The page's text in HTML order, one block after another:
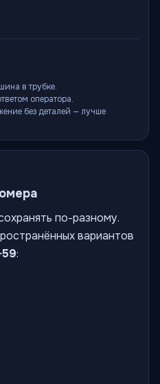
в трубке.
оператора.
без деталей — лучше
по-разному.
вариантов
: